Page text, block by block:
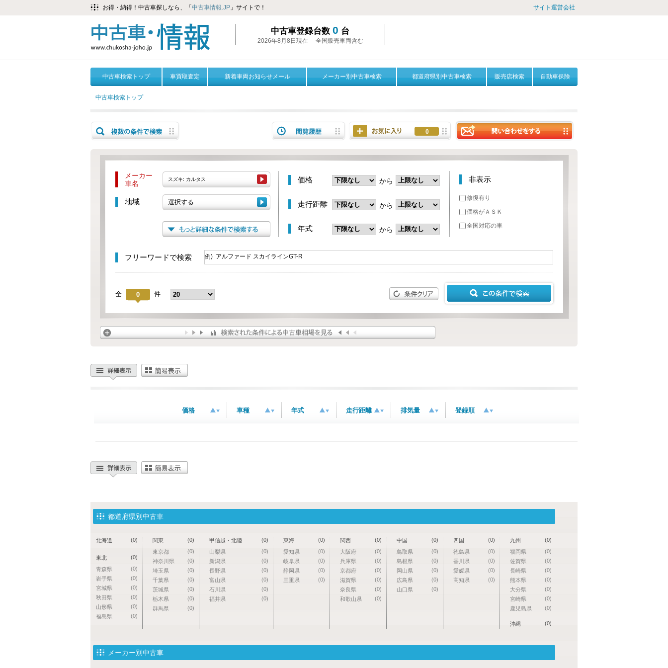
サイト運営会社
お得・納得！中古車探しなら、「 中古車情報.JP 」サイトで！
中古車登録台数 0 台
2026年8月8日現在 全国販売車両含む
中古車検索トップ 車買取査定 新着車両お知らせメール メーカー別中古車検索 都道府県別中古車検索 販売店検索 自動車保険
中古車検索トップ
0
メーカー
車名
スズキ: カルタス
地域 選択する
価格 から
走行距離 から
年式 から
非表示
修復有り
価格がＡＳＫ
全国対応の車
フリーワードで検索
全 0 件
価格 車種 年式 走行距離 排気量 登録順
都道府県別中古車
(0)
北海道
(0)
東北
(0)
青森県
(0)
岩手県
(0)
宮城県
(0)
秋田県
(0)
山形県
(0)
福島県
(0)
関東
(0)
東京都
(0)
神奈川県
(0)
埼玉県
(0)
千葉県
(0)
茨城県
(0)
栃木県
(0)
群馬県
(0)
甲信越・北陸
(0)
山梨県
(0)
新潟県
(0)
長野県
(0)
富山県
(0)
石川県
(0)
福井県
(0)
東海
(0)
愛知県
(0)
岐阜県
(0)
静岡県
(0)
三重県
(0)
関西
(0)
大阪府
(0)
兵庫県
(0)
京都府
(0)
滋賀県
(0)
奈良県
(0)
和歌山県
(0)
中国
(0)
鳥取県
(0)
島根県
(0)
岡山県
(0)
広島県
(0)
山口県
(0)
四国
(0)
徳島県
(0)
香川県
(0)
愛媛県
(0)
高知県
(0)
九州
(0)
福岡県
(0)
佐賀県
(0)
長崎県
(0)
熊本県
(0)
大分県
(0)
宮崎県
(0)
鹿児島県
(0)
沖縄
メーカー別中古車